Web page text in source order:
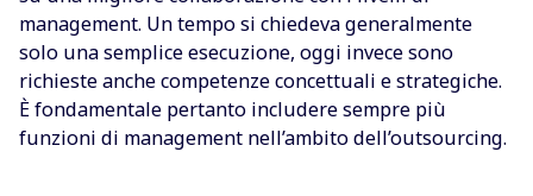
management. Un tempo si chiedeva generalmente
solo una semplice esecuzione, oggi invece sono
richieste anche competenze concettuali e strategiche.
È fondamentale pertanto includere sempre più
funzioni di management nell’ambito dell’outsourcing.